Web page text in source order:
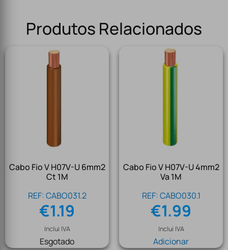
Produtos Relacionados
Cabo Fio V H07V-U 6mm2
Ct 1M
REF: CABO031.2
€1.19
Inclui IVA
Esgotado
Cabo Fio V H07V-U 4mm2
Va 1M
REF: CABO030.1
€1.99
Inclui IVA
Adicionar